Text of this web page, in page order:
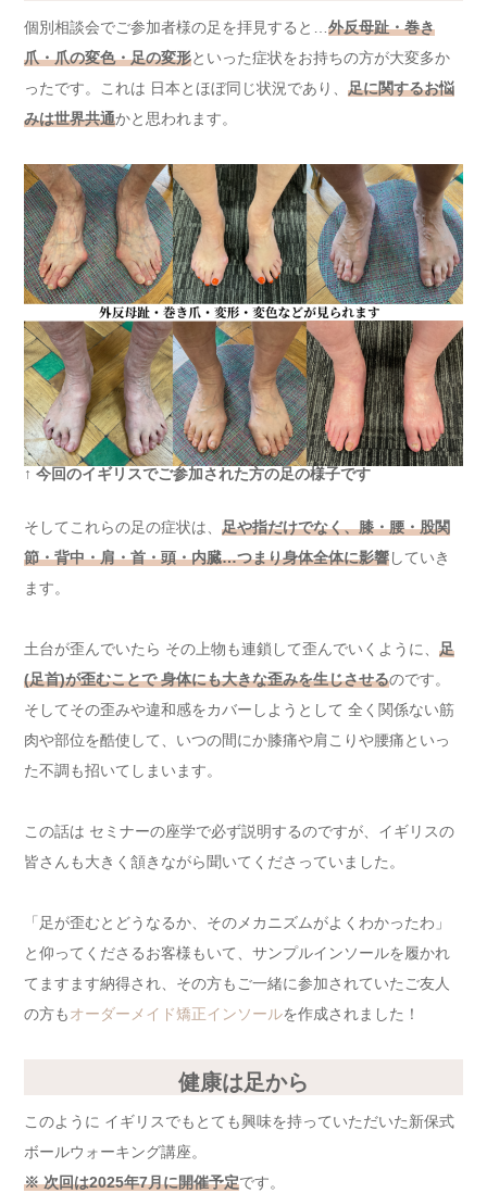
個別相談会でご参加者様の足を拝見すると…外反母趾・巻き
爪・爪の変色・足の変形といった症状をお持ちの方が大変多か
ったです。これは 日本とほぼ同じ状況であり、 足に関するお悩
みは世界共通かと思われます。
↑ 今回のイギリスでご参加された方の足の様子です
そしてこれらの足の症状は、 足や指だけでなく、膝・腰・股関
節・背中・肩・首・頭・内臓…つまり身体全体に影響していき
ます。
土台が歪んでいたら その上物も連鎖して歪んでいくように、 足
(足首)が歪むことで 身体にも大きな歪みを生じさせるのです。
そしてその歪みや違和感をカバーしようとして 全く関係ない筋
肉や部位を酷使して、いつの間にか膝痛や肩こりや腰痛といっ
た不調も招いてしまいます。
この話は セミナーの座学で必ず説明するのですが、イギリスの
皆さんも大きく頷きながら聞いてくださっていました。
「足が歪むとどうなるか、そのメカニズムがよくわかったわ」
と仰ってくださるお客様もいて、サンプルインソールを履かれ
てますます納得され、その方もご一緒に参加されていたご友人
の方もオーダーメイド矯正インソールを作成されました！
健康は足から
このように イギリスでもとても興味を持っていただいた新保式
ボールウォーキング講座。
※ 次回は2025年7月に開催予定です。